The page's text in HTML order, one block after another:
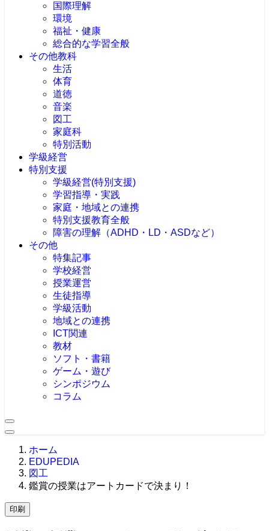
国際理解
環境
福祉・健康
総合的な学習全般
その他教科
生活
体育
道徳
音楽
図工
家庭科
特別活動
学級経営
特別支援
学級経営(特別支援)
学習指導・実践
家庭・地域との連携
特別支援教育全般
障害の理解（ADHD・LD・ASDなど）
その他
特集記事
学校経営
授業運営
生徒指導
学級活動
地域との連携
ICT関連
教材
ソフト・書籍
ゲーム・遊び
シンポジウム
コラム
ホーム
EDUPEDIA
図工
鑑賞の授業はアートカードで決まり！
印刷